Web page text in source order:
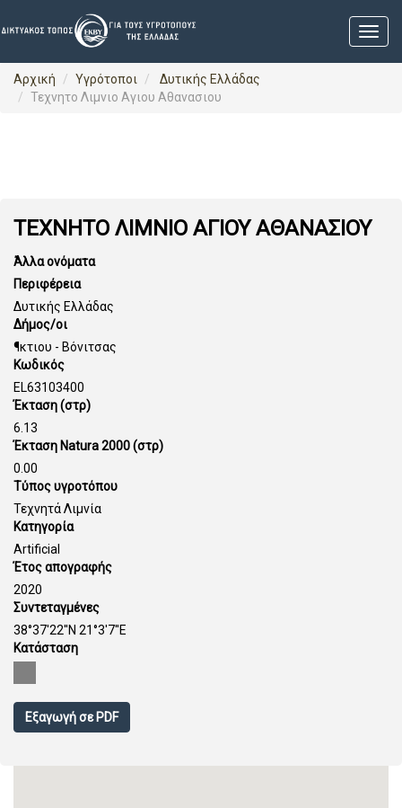
Αρχική Υγρότοποι
Δυτικής Ελλάδας
Τεχνητο Λιμνιο Αγιου Αθανασιου
ΤΕΧΝΗΤΟ ΛΙΜΝΙΟ ΑΓΙΟΥ ΑΘΑΝΑΣΙΟΥ
Άλλα ονόματα
Περιφέρεια
Δυτικής Ελλάδας
Δήμος/οι
¶κτιου - Βόνιτσας
Κωδικός
EL63103400
Έκταση (στρ)
6.13
Έκταση Natura 2000 (στρ)
0.00
Τύπος υγροτόπου
Τεχνητά Λιμνία
Κατηγορία
Artificial
Έτος απογραφής
2020
Συντεταγμένες
38°37'22''N 21°3'7''E
Κατάσταση
Εξαγωγή σε PDF